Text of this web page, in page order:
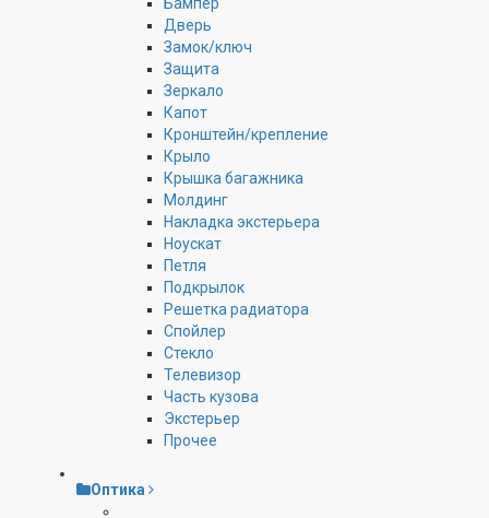
Бампер
Дверь
Замок/ключ
Защита
Зеркало
Капот
Кронштейн/крепление
Крыло
Крышка багажника
Молдинг
Накладка экстерьера
Ноускат
Петля
Подкрылок
Решетка радиатора
Спойлер
Стекло
Телевизор
Часть кузова
Экстерьер
Прочее
Оптика